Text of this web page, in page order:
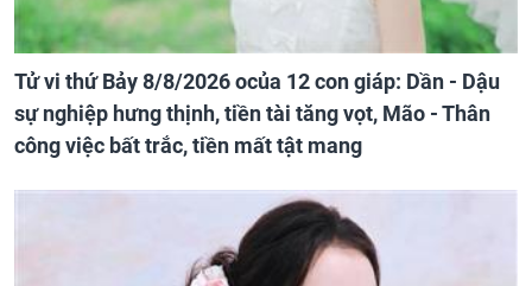
Tử vi thứ Bảy 8/8/2026 ocủa 12 con giáp: Dần - Dậu
sự nghiệp hưng thịnh, tiền tài tăng vọt, Mão - Thân
công việc bất trắc, tiền mất tật mang